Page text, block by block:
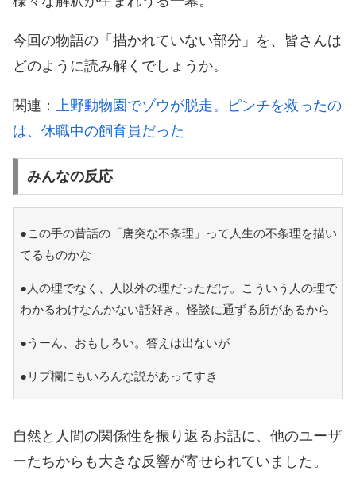
今回の物語の「描かれていない部分」を、皆さんは
どのように読み解くでしょうか。
関連： 上野動物園でゾウが脱走。ピンチを救ったの
は、休職中の飼育員だった
みんなの反応
●この手の昔話の「唐突な不条理」って人生の不条理を描い
てるものかな
●人の理でなく、人以外の理だっただけ。こういう人の理で
わかるわけなんかない話好き。怪談に通ずる所があるから
●うーん、おもしろい。答えは出ないが
●リプ欄にもいろんな説があってすき
自然と人間の関係性を振り返るお話に、他のユーザ
ーたちからも大きな反響が寄せられていました。